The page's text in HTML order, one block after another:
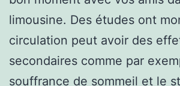
limousine. Des études ont
circulation peut avoir des
secondaires comme par
souffrance de sommeil et le